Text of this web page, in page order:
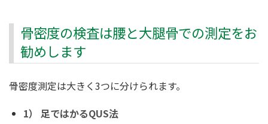
骨密度の検査は腰と大腿骨での測定をお
勧めします
骨密度測定は大きく3つに分けられます。
1） 足ではかるQUS法